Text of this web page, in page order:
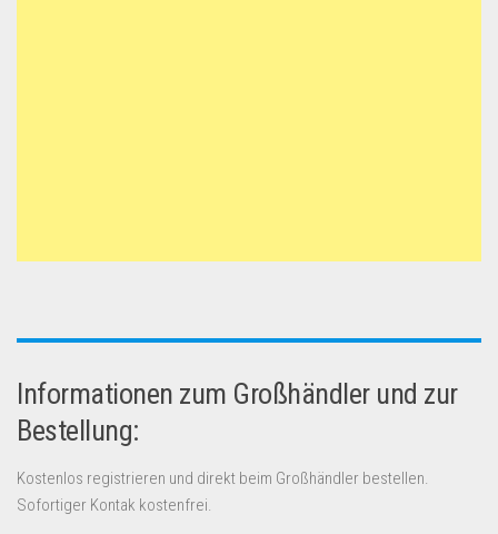
Informationen zum Großhändler und zur
Bestellung:
Kostenlos registrieren und direkt beim Großhändler bestellen.
Sofortiger Kontak kostenfrei.